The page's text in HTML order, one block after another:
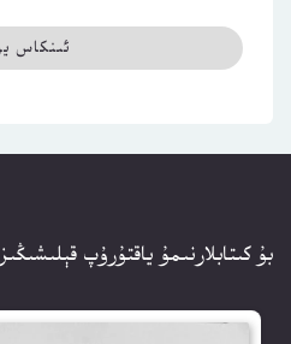
بۇ كىتابلارنىمۇ ياقتۇرۇپ